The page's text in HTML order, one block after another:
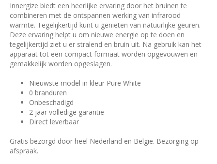
Innergize biedt een heerlijke ervaring door het bruinen te
combineren met de ontspannen werking van infrarood
warmte. Tegelijkertijd kunt u genieten van natuurlijke geuren.
Deze ervaring helpt u om nieuwe energie op te doen en
tegelijkertijd ziet u er stralend en bruin uit. Na gebruik kan het
apparaat tot een compact formaat worden opgevouwen en
gemakkelijk worden opgeslagen.
Nieuwste model in kleur Pure White
0 branduren
Onbeschadigd
2 jaar volledige garantie
Direct leverbaar
Gratis bezorgd door heel Nederland en Belgie. Bezorging op
afspraak.